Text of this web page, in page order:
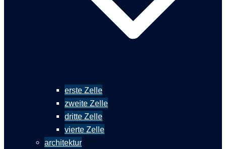
erste Zelle
zweite Zelle
dritte Zelle
vierte Zelle
architektur